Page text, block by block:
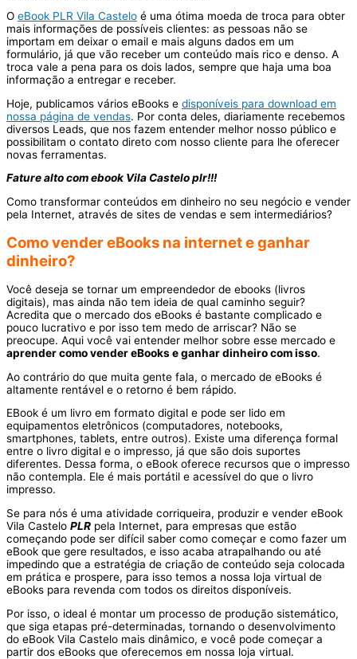
O eBook PLR Vila Castelo é uma ótima moeda de troca para obter
mais informações de possíveis clientes: as pessoas não se
importam em deixar o email e mais alguns dados em um
formulário, já que vão receber um conteúdo mais rico e denso. A
troca vale a pena para os dois lados, sempre que haja uma boa
informação a entregar e receber.
Hoje, publicamos vários eBooks e disponíveis para download em
nossa página de vendas. Por conta deles, diariamente recebemos
diversos Leads, que nos fazem entender melhor nosso público e
possibilitam o contato direto com nosso cliente para lhe oferecer
novas ferramentas.
Fature alto com ebook Vila Castelo plr!!!
Como transformar conteúdos em dinheiro no seu negócio e vender
pela Internet, através de sites de vendas e sem intermediários?
Como vender eBooks na internet e ganhar
dinheiro?
Você deseja se tornar um empreendedor de ebooks (livros
digitais), mas ainda não tem ideia de qual caminho seguir?
Acredita que o mercado dos eBooks é bastante complicado e
pouco lucrativo e por isso tem medo de arriscar? Não se
preocupe. Aqui você vai entender melhor sobre esse mercado e
aprender como vender eBooks e ganhar dinheiro com isso.
Ao contrário do que muita gente fala, o mercado de eBooks é
altamente rentável e o retorno é bem rápido.
EBook é um livro em formato digital e pode ser lido em
equipamentos eletrônicos (computadores, notebooks,
smartphones, tablets, entre outros). Existe uma diferença formal
entre o livro digital e o impresso, já que são dois suportes
diferentes. Dessa forma, o eBook oferece recursos que o impresso
não contempla. Ele é mais portátil e acessível do que o livro
impresso.
Se para nós é uma atividade corriqueira, produzir e vender eBook
Vila Castelo PLR pela Internet, para empresas que estão
começando pode ser difícil saber como começar e como fazer um
eBook que gere resultados, e isso acaba atrapalhando ou até
impedindo que a estratégia de criação de conteúdo seja colocada
em prática e prospere, para isso temos a nossa loja virtual de
eBooks para revenda com todos os direitos disponíveis.
Por isso, o ideal é montar um processo de produção sistemático,
que siga etapas pré-determinadas, tornando o desenvolvimento
do eBook Vila Castelo mais dinâmico, e você pode começar a
partir dos eBooks que oferecemos em nossa loja virtual.